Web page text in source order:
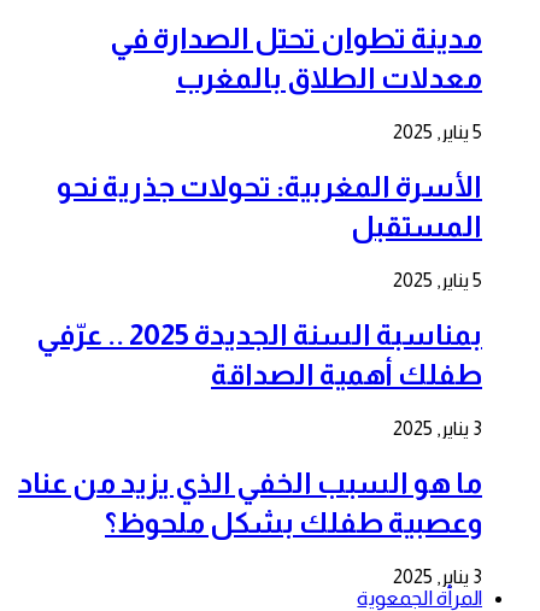
مدينة تطوان تحتل الصدارة في
معدلات الطلاق بالمغرب
5 يناير, 2025
الأسرة المغربية: تحولات جذرية نحو
المستقبل
5 يناير, 2025
بمناسبة السنة الجديدة 2025 .. عرّفي
طفلك أهمية الصداقة
3 يناير, 2025
ما هو السبب الخفي الذي يزيد من عناد
وعصبية طفلك بشكل ملحوظ؟
3 يناير, 2025
المرأة الجمعوية